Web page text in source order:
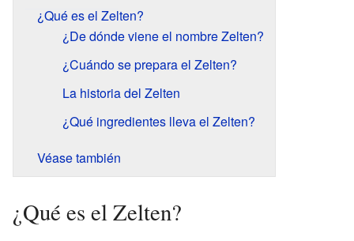
¿Qué es el Zelten?
¿De dónde viene el nombre Zelten?
¿Cuándo se prepara el Zelten?
La historia del Zelten
¿Qué ingredientes lleva el Zelten?
Véase también
¿Qué es el Zelten?